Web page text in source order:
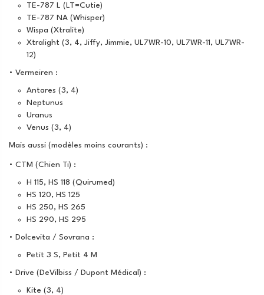
TE-787 L (LT=Cutie)
TE-787 NA (Whisper)
Wispa (Xtralite)
Xtralight (3, 4, Jiffy, Jimmie, UL7WR-10, UL7WR-11, UL7WR-
12)
• Vermeiren :
Antares (3, 4)
Neptunus
Uranus
Venus (3, 4)
Mais aussi (modèles moins courants) :
• CTM (Chien Ti) :
H 115, HS 118 (Quirumed)
HS 120, HS 125
HS 250, HS 265
HS 290, HS 295
• Dolcevita / Sovrana :
Petit 3 S, Petit 4 M
• Drive (DeVilbiss / Dupont Médical) :
Kite (3, 4)